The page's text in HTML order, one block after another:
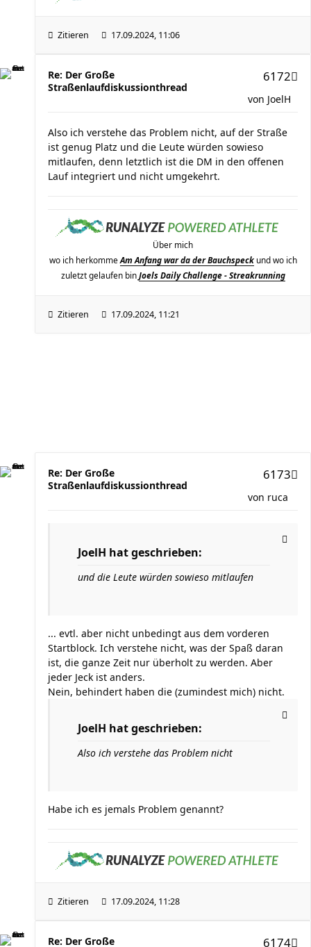
Zitieren 17.09.2024, 11:06
Re: Der Große
Straßenlaufdiskussionthread
6172
von JoelH
Also ich verstehe das Problem nicht, auf der Straße
ist genug Platz und die Leute würden sowieso
mitlaufen, denn letztlich ist die DM in den offenen
Lauf integriert und nicht umgekehrt.
Über mich
wo ich herkomme Am Anfang war da der Bauchspeckund wo ich
zuletzt gelaufen binJoels Daily Challenge - Streakrunning
Zitieren 17.09.2024, 11:21
Re: Der Große
Straßenlaufdiskussionthread
6173
von ruca
JoelH hat geschrieben:
und die Leute würden sowieso mitlaufen
... evtl. aber nicht unbedingt aus dem vorderen
Startblock. Ich verstehe nicht, was der Spaß daran
ist, die ganze Zeit nur überholt zu werden. Aber
jeder Jeck ist anders.
Nein, behindert haben die (zumindest mich) nicht.
JoelH hat geschrieben:
Also ich verstehe das Problem nicht
Habe ich es jemals Problem genannt?
Zitieren 17.09.2024, 11:28
Re: Der Große 6174